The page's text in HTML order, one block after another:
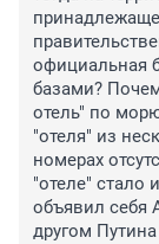
официальная
базами?
отель" по
"отеля" из
номерах
"отеле" стало
объявил себя
другом